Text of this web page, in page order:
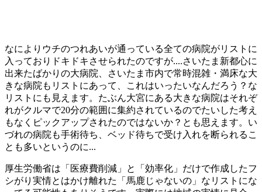
なによりウチのつれあいが通っている全ての病院がリストに
入っておりドキドキさせられたのですが....さいたま新都心に
出来たばかりの大病院、さいたま市内で常時混雑・満床な大
きな病院もリストにあって、これはいったいなんだろう？な
リストにも見えます。たぶん大宮にある大きな病院はそれぞ
れがクルマで20分の範囲に集約されているのでたいした考え
もなくピックアップされたのではないか？とも思えます。い
づれの病院も手術待ち、ベッド待ちで受け入れを断られるこ
とも多いというのに...
厚生労働省は「医療費削減」と「効率化」だけで作成したフ
シがり実情とはかけ離れた「馬鹿じゃないの」なリストにな